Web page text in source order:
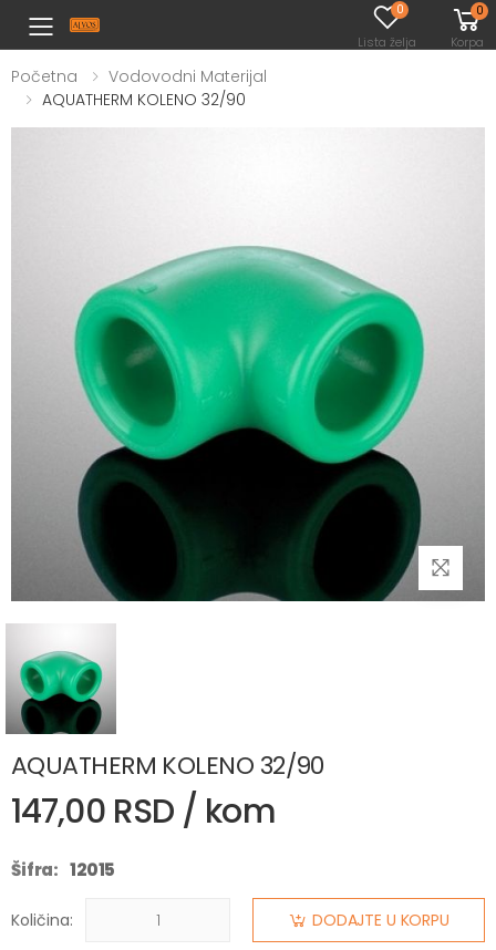
Toggle mobile menu
0
Lista želja
0
Korpa
Početna
Vodovodni Materijal
AQUATHERM KOLENO 32/90
AQUATHERM KOLENO 32/90
147,00 RSD / kom
Šifra: 12015
Količina: DODAJTE U KORPU